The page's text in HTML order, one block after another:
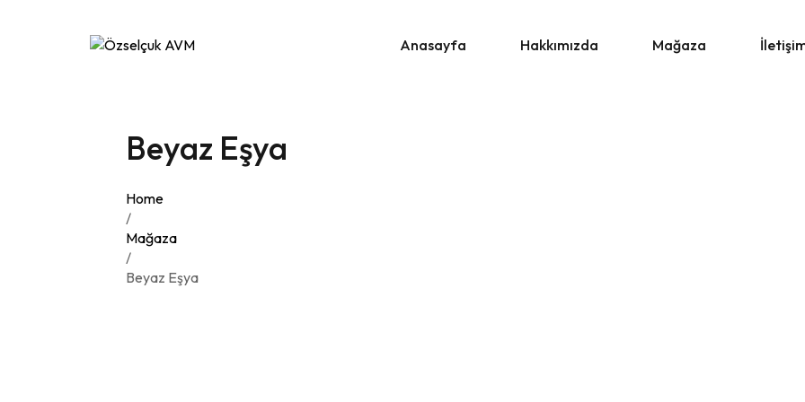
Anasayfa Hakkımızda Mağaza
Beyaz Eşya
Home
/
Mağaza
/
Beyaz Eşya